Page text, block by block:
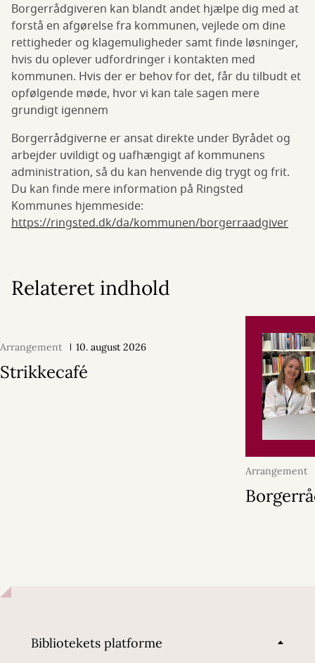
Borgerrådgiveren kan blandt andet hjælpe dig med at
forstå en afgørelse fra kommunen, vejlede om dine
rettigheder og klagemuligheder samt finde løsninger,
hvis du oplever udfordringer i kontakten med
kommunen. Hvis der er behov for det, får du tilbudt et
opfølgende møde, hvor vi kan tale sagen mere
grundigt igennem
Borgerrådgiverne er ansat direkte under Byrådet og
arbejder uvildigt og uafhængigt af kommunens
administration, så du kan henvende dig trygt og frit.
Du kan finde mere information på Ringsted
Kommunes hjemmeside:
https://ringsted.dk/da/kommunen/borgerraadgiver
Relateret indhold
Arrangement 10. august 2026
Strikkecafé
Arrangement
2026
Bibliotekets platforme